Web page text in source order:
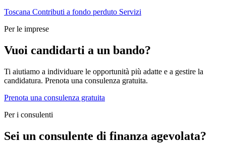
Toscana Contributi a fondo perduto Servizi
Per le imprese
Vuoi candidarti a un bando?
Ti aiutiamo a individuare le opportunità più adatte e a gestire la
candidatura. Prenota una consulenza gratuita.
Prenota una consulenza gratuita
Per i consulenti
Sei un consulente di finanza agevolata?